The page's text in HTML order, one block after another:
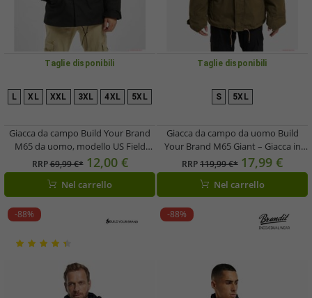
Taglie disponibili
L XL XXL 3XL 4XL 5XL
Giacca da campo Build Your Brand
M65 da uomo, modello US Field
Jacket, con giacca interna separata,
codice B3108, colore nero urbano
RRP69,99 €* 12,00 €
Nel carrello
Taglie disponibili
S 5XL
Giacca da campo da uomo Build
Your Brand M65 Giant – Giacca in
cotone con giacca interna e
cappuccio rimovibili (B3101, Verde
oliva)
RRP119,99 €* 17,99 €
Nel carrello
-88% -88%